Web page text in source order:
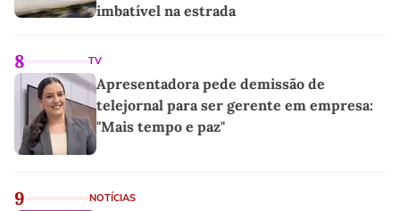
imbatível na estrada
8 TV
Apresentadora pede demissão de
telejornal para ser gerente em empresa:
"Mais tempo e paz"
9 NOTÍCIAS